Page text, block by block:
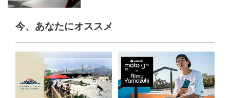
今、あなたにオススメ